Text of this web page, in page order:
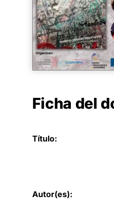
Ficha del
Título:
Autor(es):